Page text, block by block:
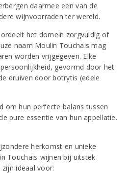
daarmee een van de
wijnvoorraden ter wereld.
het domein zorgvuldig of
naam Moulin Touchais mag
worden vrijgegeven. Elke
gevormd door het
druiven door botrytis (edele
om hun perfecte balans tussen
pure essentie van hun appellatie.
herkomst en unieke
Touchais-wijnen bij uitstek
zijn ideaal voor: